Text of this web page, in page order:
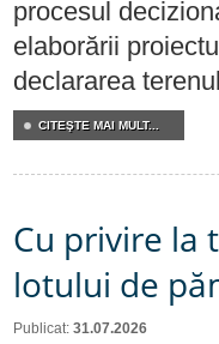
procesul
elaborării
declararea
CITEŞTE MAI MULT...
Cu privire la
lotului de
Publicat: 31.07.2026